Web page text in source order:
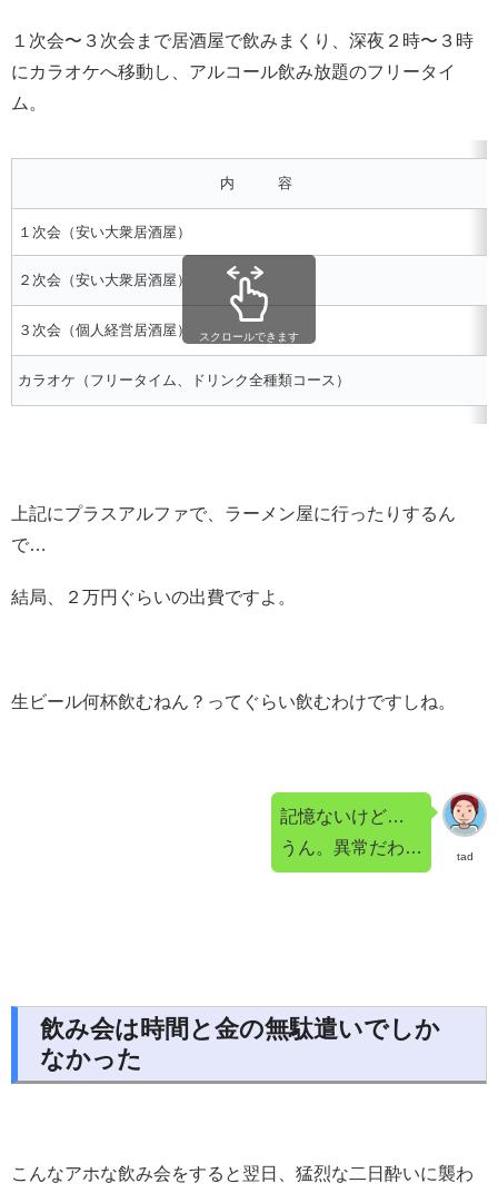
１次会〜３次会まで居酒屋で飲みまくり、深夜２時〜３時
にカラオケへ移動し、アルコール飲み放題のフリータイ
ム。
内 容
１次会（安い大衆居酒屋）
２次会（安い大衆居酒屋）
３次会（個人経営居酒屋）
カラオケ（フリータイム、ドリンク全種類コース）
スクロールできます
上記にプラスアルファで、ラーメン屋に行ったりするん
で…
結局、２万円ぐらいの出費ですよ。
生ビール何杯飲むねん？ってぐらい飲むわけですしね。
tad
記憶ないけど…
うん。異常だわ…
飲み会は時間と金の無駄遣いでしか
なかった
こんなアホな飲み会をすると翌日、猛烈な二日酔いに襲わ